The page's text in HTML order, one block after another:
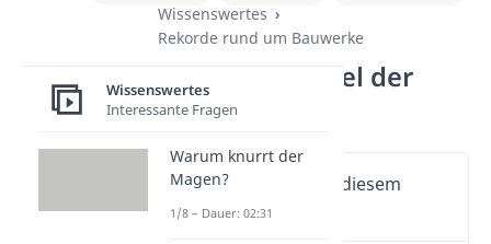
Wissenswertes
Rekorde rund um Bauwerke
Längster Tunnel der
Welt
Wichtige Inhalte in diesem
Video
Wissenswertes
Interessante Fragen
Warum knurrt der
Magen?
1/8 – Dauer: 02:31